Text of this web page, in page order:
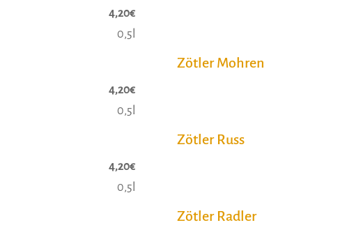
4,20€
0,5l
4,20€
0,5l
4,20€
0,5l
Zötler Mohren
Zötler Russ
Zötler Radler